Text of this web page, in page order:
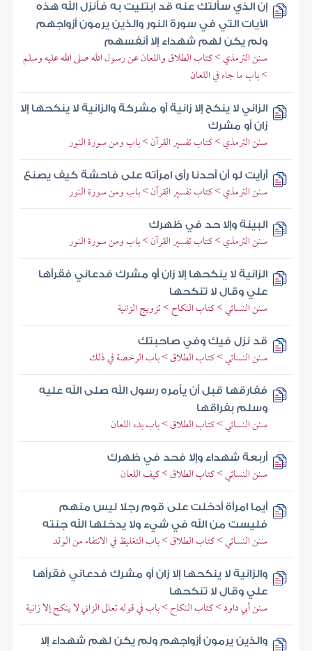
إن الذي سألتك عنه قد ابتليت به فأنزل الله هذه
الآيات التي في سورة النور والذين يرمون أزواجهم
ولم يكن لهم شهداء إلا أنفسهم
سنن الترمذي > كتاب الطلاق واللعان عن رسول الله صلى الله عليه وسلم
> باب ما جاء في اللعان
الزاني لا ينكح إلا زانية أو مشركة والزانية لا ينكحها إلا
زان أو مشرك
سنن الترمذي > كتاب تفسير القرآن > باب ومن سورة النور
أرأيت لو أن أحدنا رأى امرأته على فاحشة كيف يصنع
سنن الترمذي > كتاب تفسير القرآن > باب ومن سورة النور
البينة وإلا حد في ظهرك
سنن الترمذي > كتاب تفسير القرآن > باب ومن سورة النور
الزانية لا ينكحها إلا زان أو مشرك فدعاني فقرأها
علي وقال لا تنكحها
سنن النسائي > كتاب النكاح > تزويج الزانية
قد نزل فيك وفي صاحبتك
سنن النسائي > كتاب الطلاق > باب الرخصة في ذلك
ففارقها قبل أن يأمره رسول الله صلى الله عليه
وسلم بفراقها
سنن النسائي > كتاب الطلاق > باب بدء اللعان
أربعة شهداء وإلا فحد في ظهرك
سنن النسائي > كتاب الطلاق > كيف اللعان
أيما امرأة أدخلت على قوم رجلا ليس منهم
فليست من الله في شيء ولا يدخلها الله جنته
سنن النسائي > كتاب الطلاق > باب التغليظ في الانتفاء من الولد
والزانية لا ينكحها إلا زان أو مشرك فدعاني فقرأها
علي وقال لا تنكحها
سنن أبي داود > كتاب النكاح > باب في قوله تعالى الزاني لا ينكح إلا زانية
والذين يرمون أزواجهم ولم يكن لهم شهداء إلا